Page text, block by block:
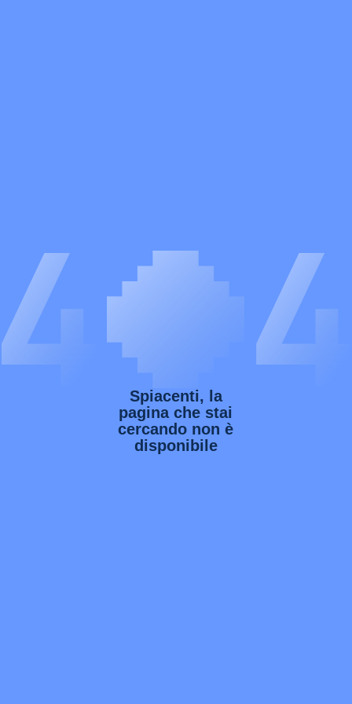
Spiacenti, la
pagina che stai
cercando non è
disponibile